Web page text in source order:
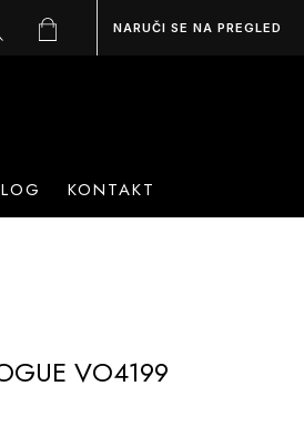
NARUČI SE NA PREGLED
KONTAKT
VO4199